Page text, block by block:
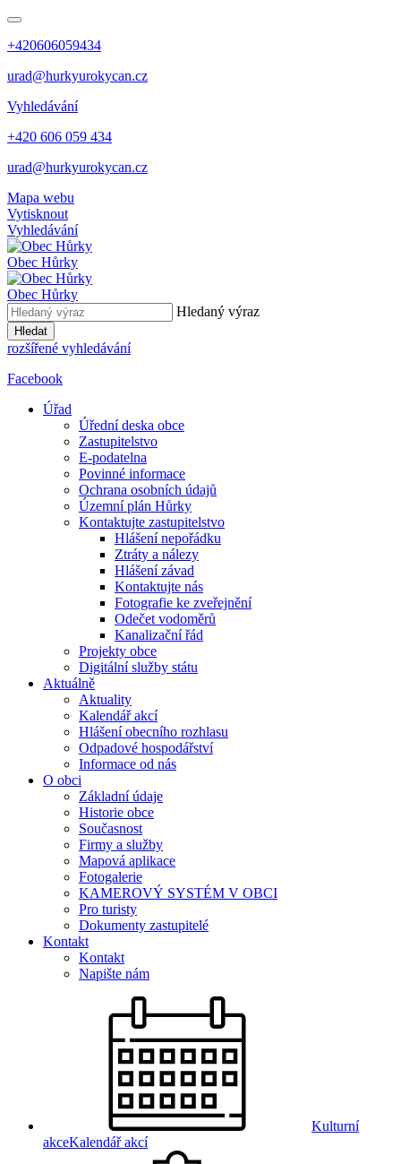
+420606059434
urad@hurkyurokycan.cz
Vyhledávání
+420 606 059 434
urad@hurkyurokycan.cz
Mapa webu
Vytisknout
Vyhledávání
Obec Hůrky
Obec Hůrky
Hledaný výraz
Hledat
rozšířené vyhledávání
Facebook
Úřad
Úřední deska obce
Zastupitelstvo
E-podatelna
Povinné informace
Ochrana osobních údajů
Územní plán Hůrky
Kontaktujte zastupitelstvo
Hlášení nepořádku
Ztráty a nálezy
Hlášení závad
Kontaktujte nás
Fotografie ke zveřejnění
Odečet vodoměrů
Kanalizační řád
Projekty obce
Digitální služby státu
Aktuálně
Aktuality
Kalendář akcí
Hlášení obecního rozhlasu
Odpadové hospodářství
Informace od nás
O obci
Základní údaje
Historie obce
Současnost
Firmy a služby
Mapová aplikace
Fotogalerie
KAMEROVÝ SYSTÉM V OBCI
Pro turisty
Dokumenty zastupitelé
Kontakt
Kontakt
Napište nám
Kulturní
akceKalendář akcí